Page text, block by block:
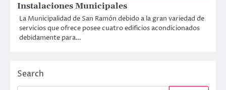
Instalaciones Municipales
La Municipalidad de San Ramón debido a la gran variedad de
servicios que ofrece posee cuatro edificios acondicionados
debidamente para…
Search